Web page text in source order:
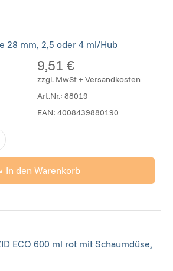
28 mm, 2,5 oder 4 ml/Hub
9,51 €
zzgl. MwSt + Versandkosten
Art.Nr.:88019
EAN:4008439880190
In den Warenkorb
ECO 600 ml rot mit Schaumdüse,